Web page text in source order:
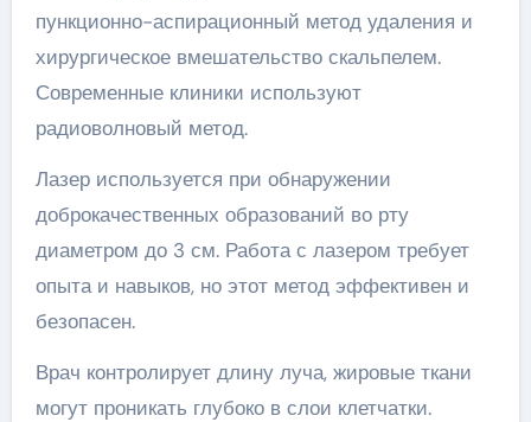
пункционно-аспирационный метод удаления и
хирургическое вмешательство скальпелем.
Современные клиники используют
радиоволновый метод.
Лазер используется при обнаружении
доброкачественных образований во рту
диаметром до 3 см. Работа с лазером требует
опыта и навыков, но этот метод эффективен и
безопасен.
Врач контролирует длину луча, жировые ткани
могут проникать глубоко в слои клетчатки.